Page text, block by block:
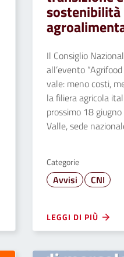
Il Consiglio
all’evento
vale: meno costi,
la filiera agricola
prossimo 18
Valle, sede
Categorie
Avvisi CNI
LEGGI DI PIÙ